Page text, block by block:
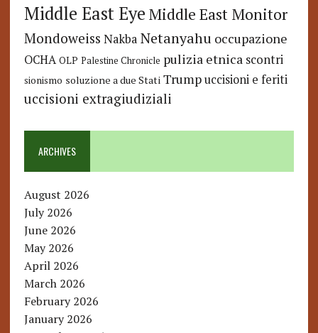
Middle East Eye Middle East Monitor
Mondoweiss Nakba Netanyahu occupazione
OCHA OLP Palestine Chronicle pulizia etnica scontri
sionismo soluzione a due Stati Trump uccisioni e feriti
uccisioni extragiudiziali
ARCHIVES
August 2026
July 2026
June 2026
May 2026
April 2026
March 2026
February 2026
January 2026